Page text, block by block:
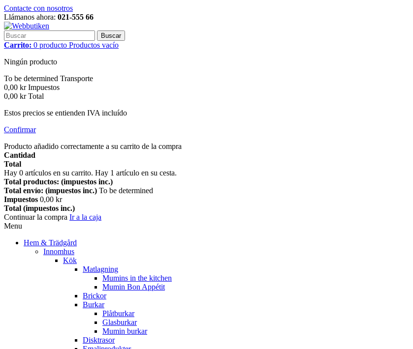
Contacte con nosotros
Llámanos ahora: 021-555 66
Buscar
Carrito: 0 producto Productos vacío
Ningún producto
To be determined Transporte
0,00 kr Impuestos
0,00 kr Total
Estos precios se entienden IVA incluído
Confirmar
Producto añadido correctamente a su carrito de la compra
Cantidad
Total
Hay 0 artículos en su carrito. Hay 1 artículo en su cesta.
Total productos: (impuestos inc.)
Total envío: (impuestos inc.) To be determined
Impuestos 0,00 kr
Total (impuestos inc.)
Continuar la compra Ir a la caja
Menu
Hem & Trädgård
Innomhus
Kök
Matlagning
Mumins in the kitchen
Mumin Bon Appétit
Brickor
Burkar
Plåtburkar
Glasburkar
Mumin burkar
Disktrasor